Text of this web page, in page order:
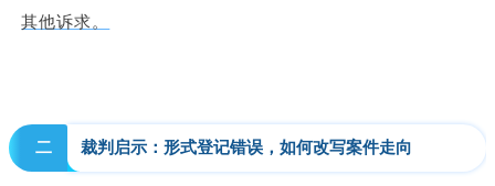
其他诉求。
二 裁判启示：形式登记错误，如何改写案件走向